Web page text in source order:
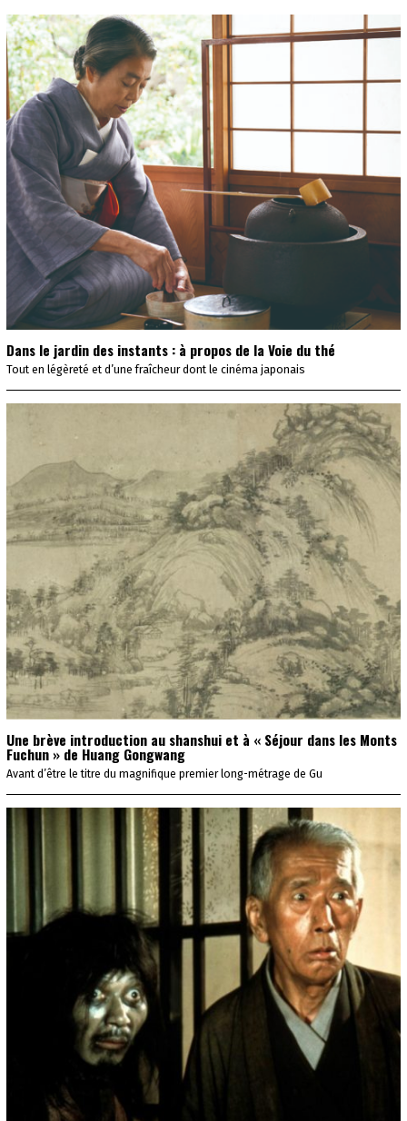
Dans le jardin des instants : à propos de la Voie du thé
Tout en légèreté et d’une fraîcheur dont le cinéma japonais
Une brève introduction au shanshui et à « Séjour dans les Monts
Fuchun » de Huang Gongwang
Avant d’être le titre du magnifique premier long-métrage de Gu